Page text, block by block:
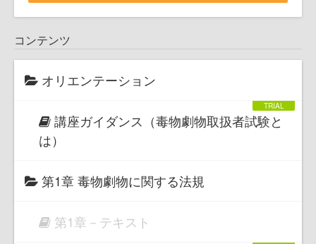
コンテンツ
オリエンテーション
講座ガイダンス（毒物劇物取扱者試験と
は）
第1章 毒物劇物に関する法規
第1章－テキスト